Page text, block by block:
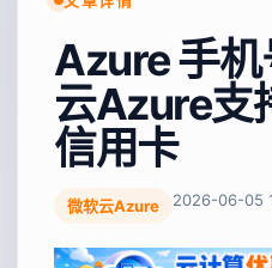
Azure 手机
云Azure支
信用卡
微软云Azure 2026-06-05